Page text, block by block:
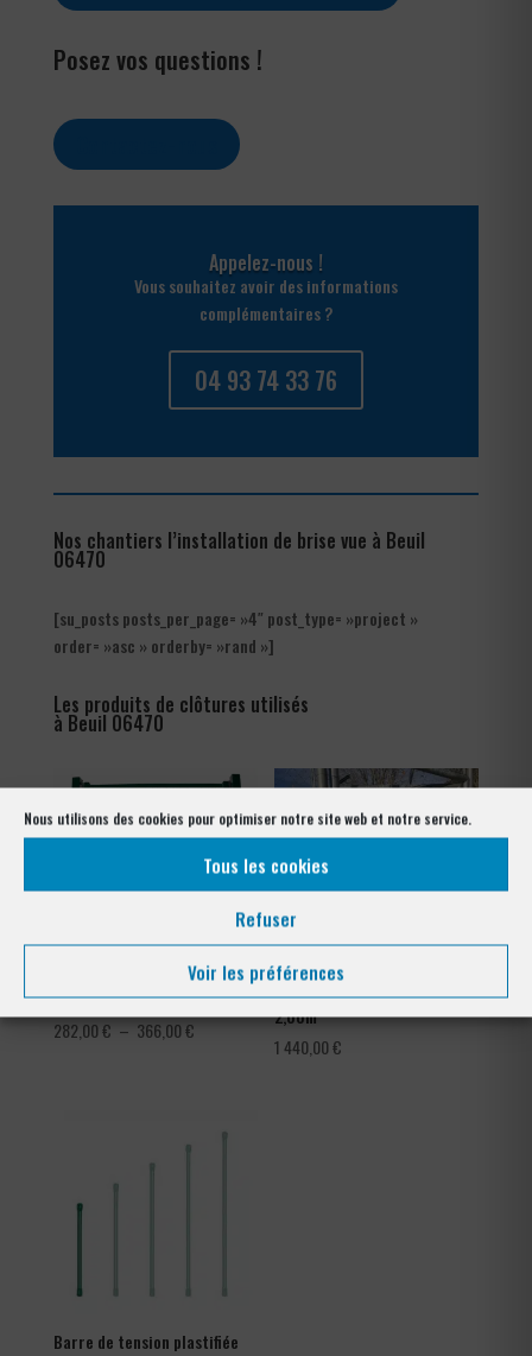
Nous utilisons des cookies pour optimiser notre site web et notre service.
Tous les cookies
Refuser
Voir les préférences
Posez vos questions !
Appelez-nous !
Vous souhaitez avoir des informations
complémentaires ?
04 93 74 33 76
Nos chantiers l’installation de brise vue à Beuil
06470
[su_posts posts_per_page= »4″ post_type= »project »
order= »asc » orderby= »rand »]
Les produits de clôtures utilisés
à Beuil 06470
Portillon résidentiel treillis
282,00€ – 366,00€Plage
Portillon Tennis 1,00m x
2,00m
1 440,00€
Barre de tension plastifiée